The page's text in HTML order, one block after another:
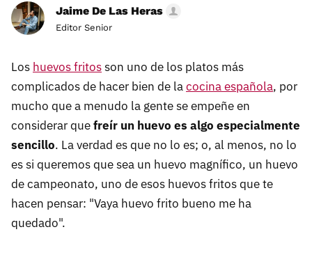
Jaime De Las Heras
Editor Senior
Los huevos fritosson uno de los platos más
complicados de hacer bien de lacocina española, por
mucho que a menudo la gente se empeñe en
considerar quefreír un huevo es algo especialmente
sencillo. La verdad es que no lo es; o, al menos, no lo
es si queremos que sea un huevo magnífico, un huevo
de campeonato, uno de esos huevos fritos que te
hacen pensar: "Vaya huevo frito bueno me ha
quedado".